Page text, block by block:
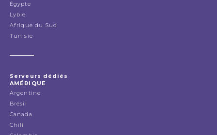
Égypte
Lybie
Afrique du Sud
Tunisie
Serveurs dédiés
AMÉRIQUE
Argentine
Brésil
Canada
Chili